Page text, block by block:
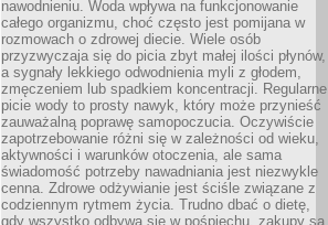
nawodnieniu. Woda wpływa na funkcjonowanie
całego organizmu, choć często jest pomijana w
rozmowach o zdrowej diecie. Wiele osób
przyzwyczaja się do picia zbyt małej ilości płynów,
a sygnały lekkiego odwodnienia myli z głodem,
zmęczeniem lub spadkiem koncentracji. Regularne
picie wody to prosty nawyk, który może przynieść
zauważalną poprawę samopoczucia. Oczywiście
zapotrzebowanie różni się w zależności od wieku,
aktywności i warunków otoczenia, ale sama
świadomość potrzeby nawadniania jest niezwykle
cenna. Zdrowe odżywianie jest ściśle związane z
codziennym rytmem życia. Trudno dbać o dietę,
gdy wszystko odbywa się w pośpiechu, zakupy są